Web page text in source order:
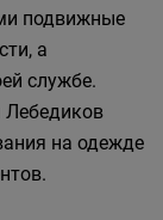
подвижные
а
службе.
Лебедиков
на одежде